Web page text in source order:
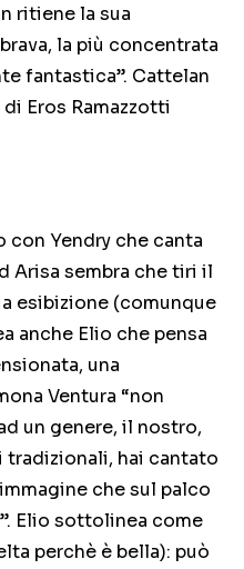
ritiene la sua
la più concentrata
fantastica”. Cattelan
Eros Ramazzotti
con Yendry che canta
Arisa sembra che tiri il
esibizione (comunque
anche Elio che pensa
una
Ventura “non
un genere, il nostro,
hai cantato
che sul palco
Elio sottolinea come
perchè è bella): può